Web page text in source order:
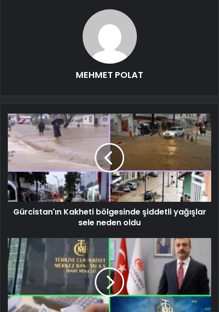
MEHMET POLAT
Gürcistan'ın Kakheti bölgesinde şiddetli yağışlar
sele neden oldu